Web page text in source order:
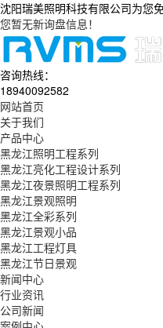
沈阳瑞美照明科技有限公司为您
您暂无新询盘信息！
咨询热线：
18940092582
网站首页
关于我们
产品中心
黑龙江照明工程系列
黑龙江亮化工程设计系列
黑龙江夜景照明工程系列
黑龙江景观照明
黑龙江全彩系列
黑龙江景观小品
黑龙江工程灯具
黑龙江节日景观
新闻中心
行业资讯
公司新闻